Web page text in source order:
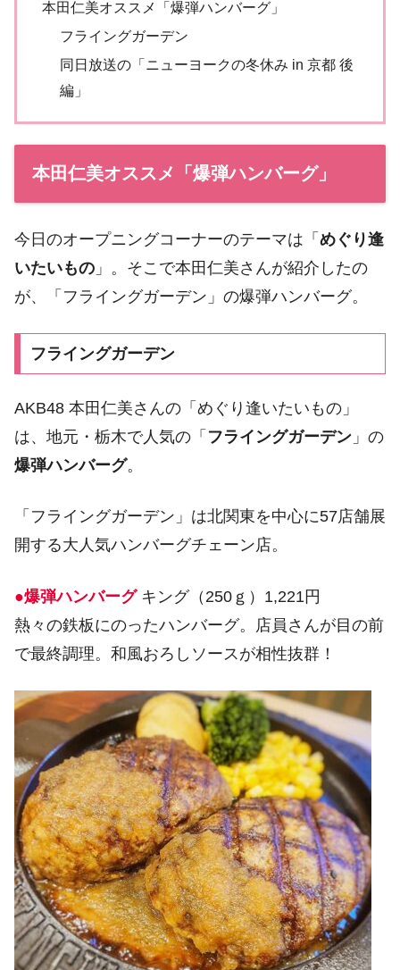
本田仁美オススメ「爆弾ハンバーグ」
フライングガーデン
同日放送の「ニューヨークの冬休み in 京都 後
編」
本田仁美オススメ「爆弾ハンバーグ」
今日のオープニングコーナーのテーマは「 めぐり逢
いたいもの 」。そこで本田仁美さんが紹介したの
が、「フライングガーデン」の爆弾ハンバーグ。
フライングガーデン
AKB48 本田仁美さんの「めぐり逢いたいもの」
は、地元・栃木で人気の「 フライングガーデン 」の
爆弾ハンバーグ。
「フライングガーデン」は北関東を中心に57店舗展
開する大人気ハンバーグチェーン店。
●爆弾ハンバーグキング（250ｇ）1,221円
熱々の鉄板にのったハンバーグ。店員さんが目の前
で最終調理。和風おろしソースが相性抜群！